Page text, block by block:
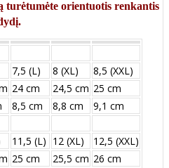
turėtumėte orientuotis renkantis
7,5 (L) 8 (XL)
8,5 (XXL)
24 cm 24,5 cm 25 cm
8,5 cm 8,8 cm
9,1 cm
11,5 (L) 12 (XL)
12,5 (XXL)
25 сm 25,5 сm 26 сm